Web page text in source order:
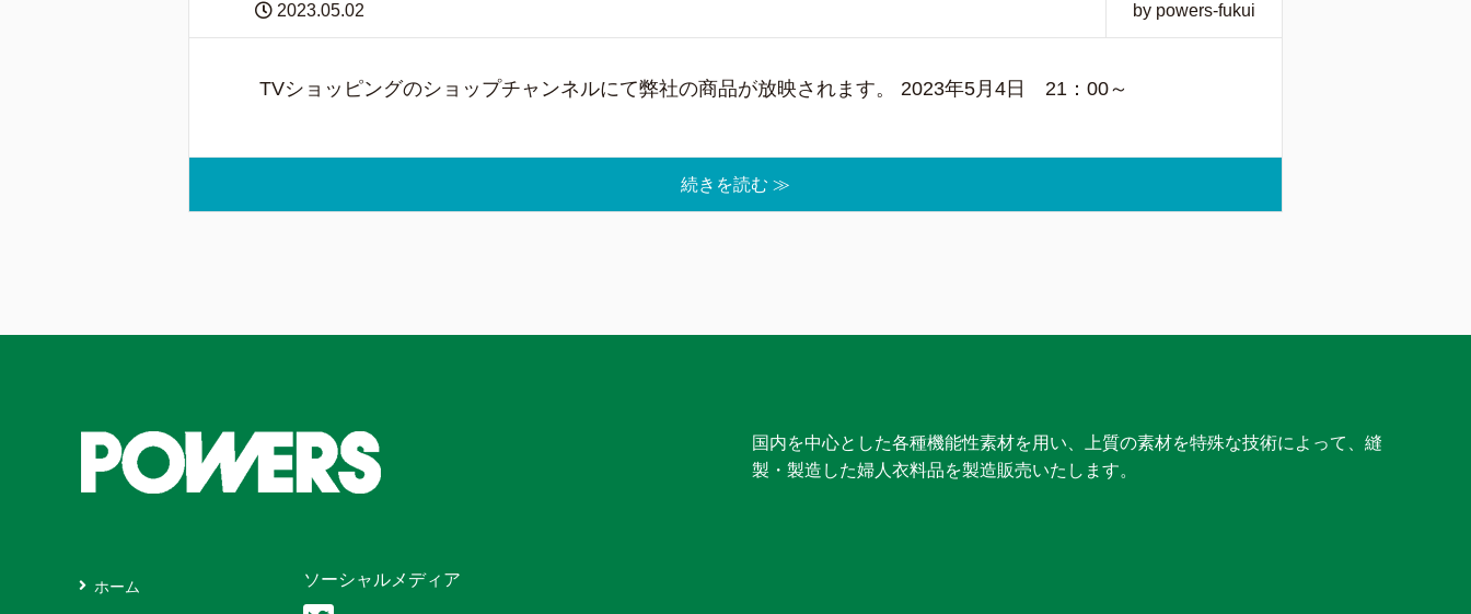
2023.05.02 by powers-fukui
TVショッピングのショップチャンネルにて弊社の商品が放映されます。 2023年5月4日 21：00～
続きを読む ≫
国内を中心とした各種機能性素材を用い、上質の素材を特殊な技術によって、縫
製・製造した婦人衣料品を製造販売いたします。
ホーム ソーシャルメディア